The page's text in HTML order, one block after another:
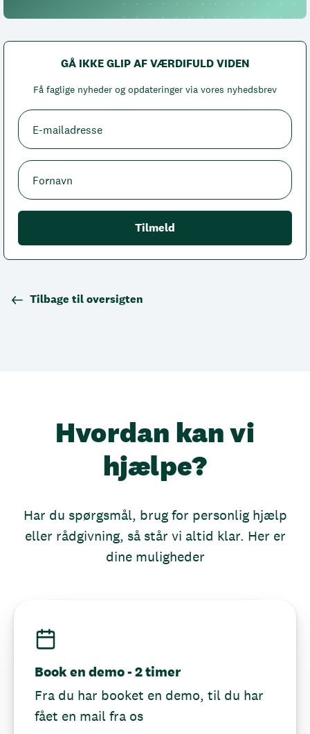
GÅ IKKE GLIP AF VÆRDIFULD VIDEN
Få faglige nyheder og opdateringer via vores nyhedsbrev
Tilbage til oversigten
Hvordan kan vi
hjælpe?
Har du spørgsmål, brug for personlig hjælp
eller rådgivning, så står vi altid klar. Her er
dine muligheder
Book en demo - 2 timer
Fra du har booket en demo, til du har
fået en mail fra os